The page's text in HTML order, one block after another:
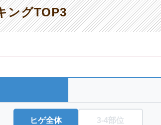
ングTOP3
ヒゲ全体 3-4部位